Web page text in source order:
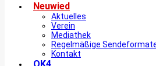
Neuwied
Aktuelles
Verein
Mediathek
Regelmäßige
Kontakt